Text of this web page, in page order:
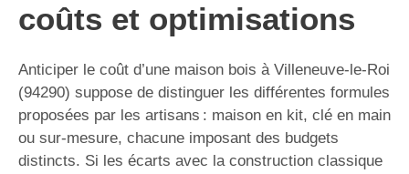
coûts et optimisations
Anticiper le coût d’une maison bois à Villeneuve-le-Roi
(94290) suppose de distinguer les différentes formules
proposées par les artisans : maison en kit, clé en main
ou sur-mesure, chacune imposant des budgets
distincts. Si les écarts avec la construction classique